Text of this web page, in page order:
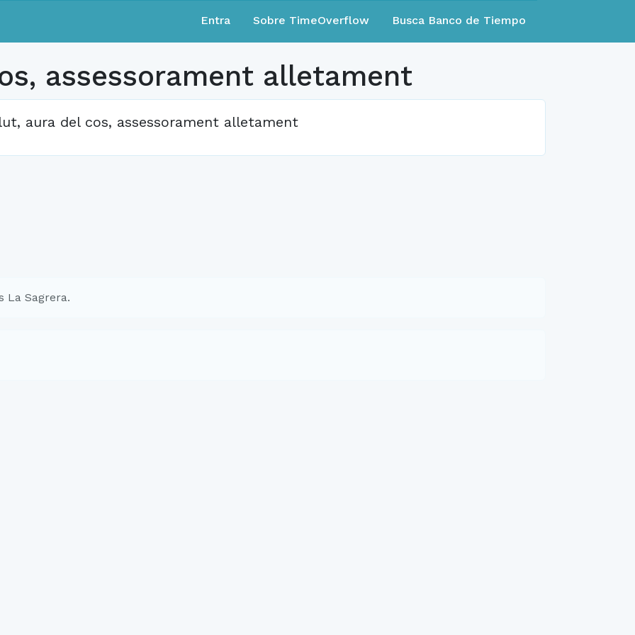
Entra Sobre TimeOverflow Busca Banco de Tiempo
assessorament alletament
aura del cos, assessorament alletament
La Sagrera.